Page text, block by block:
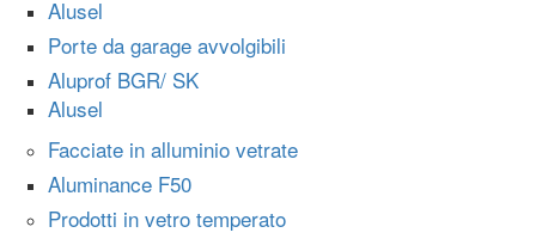
Alusel
Porte da garage avvolgibili
Aluprof BGR/ SK
Alusel
Facciate in alluminio vetrate
Aluminance F50
Prodotti in vetro temperato